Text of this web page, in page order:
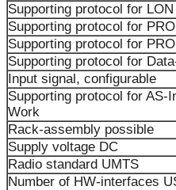
Supporting protocol for LON
Supporting protocol for
Supporting protocol for
Supporting protocol for
Input signal, configurable
Supporting protocol for AS-
Work
Rack-assembly possible
Supply voltage DC
Radio standard UMTS
Number of HW-interfaces